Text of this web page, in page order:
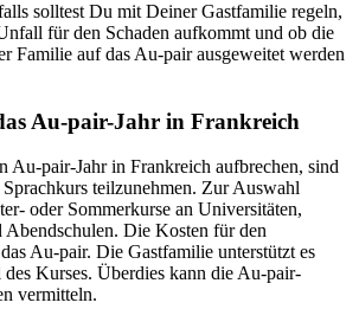
solltest Du mit Deiner Gastfamilie regeln,
für den Schaden aufkommt und ob die
Familie auf das Au-pair ausgeweitet werden
Au-pair-Jahr in Frankreich
Au-pair-Jahr in Frankreich aufbrechen, sind
teilzunehmen. Zur Auswahl
oder Sommerkurse an Universitäten,
Abendschulen. Die Kosten für den
Au-pair. Die Gastfamilie unterstützt es
Kurses. Überdies kann die Au-pair-
vermitteln.